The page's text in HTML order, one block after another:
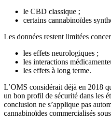
le CBD classique ;
certains cannabinoïdes
Les données restent limitées
les effets neurologiques ;
les interactions
les effets à long terme.
L’OMS considérait déjà en 2018
un bon profil de sécurité dans les
conclusion ne s’applique pas
cannabinoïdes commercialisés